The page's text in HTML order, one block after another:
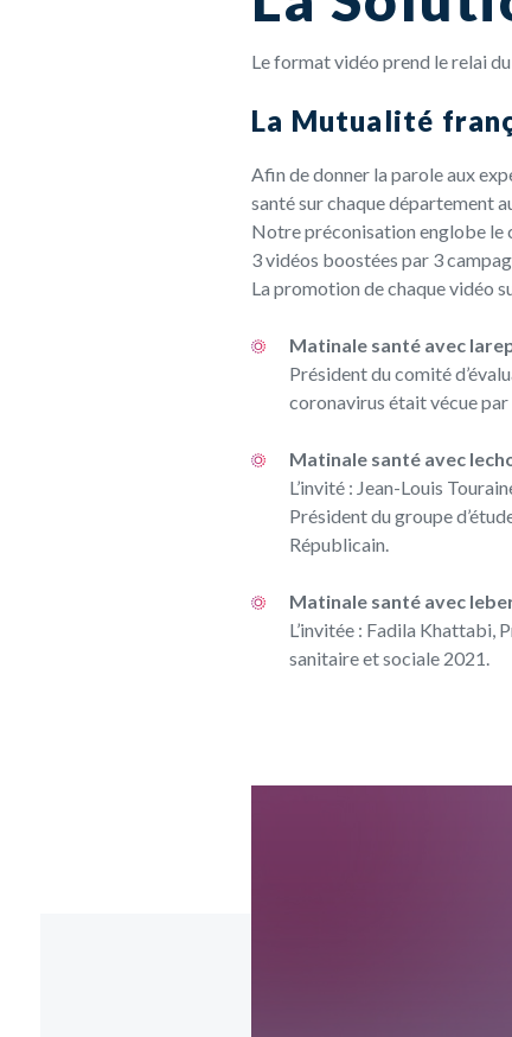
Le format vidéo prend le relai
La Mutualité
Afin de donner la parole aux
santé sur chaque département
Notre préconisation englobe le
3 vidéos boostées par 3
La promotion de chaque vidéo
Matinale santé avec
Président du comité
coronavirus était vécue par
Matinale santé avec
L’invité : Jean-Louis
Président du groupe
Républicain.
Matinale santé avec
L’invitée : Fadila Khattabi,
sanitaire et sociale 2021.